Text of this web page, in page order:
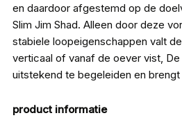
en daardoor afgestemd op de
Slim Jim Shad. Alleen door deze
stabiele loopeigenschappen valt
verticaal of vanaf de oever vist, De
uitstekend te begeleiden en brengt
product informatie